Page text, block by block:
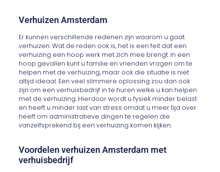
Verhuizen Amsterdam
Er kunnen verschillende redenen zijn waarom u gaat
verhuizen. Wat de reden ook is, het is een feit dat een
verhuizing een hoop werk met zich mee brengt. In een
hoop gevallen kunt u familie en vrienden vragen om te
helpen met de verhuizing, maar ook die situatie is niet
altijd ideaal. Een veel slimmere oplossing zou dan ook
zijn om een verhuisbedrijf in te huren welke u kan helpen
met de verhuizing. Hierdoor wordt u fysiek minder belast
en heeft u minder last van stress omdat u meer tijd over
heeft om administratieve dingen te regelen die
vanzelfsprekend bij een verhuizing komen kijken.
Voordelen verhuizen Amsterdam met
verhuisbedrijf